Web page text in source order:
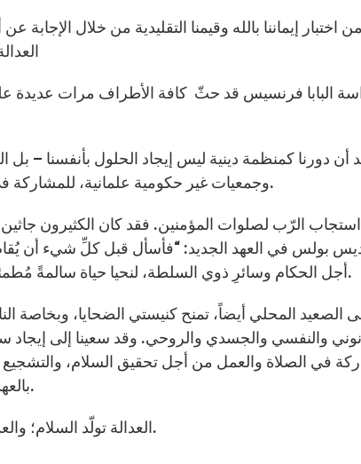
من اختبار إيماننا بالله وقيمنا التقليدية من خلال
البابا فرنسيس قد حثّ كافة الأطراف مرات عديدة
أن دورنا كمنظمة دينية ليس إيجاد الحلول بأنفسنا –
وجمعيات غير حكومية علمانية، للمشاركة في إيجاد الحل. ونحن ملتزمون إلى أقصى حدّ بعملنا وصلواتنا.
الرّب لصلوات المؤمنين. فقد كان الكثيرون جاثين
بولس في العهد الجديد: “فأسأل قبل كلِّ شيء أن
أجل الحكام وسائرِ ذوي السلطة، لنحيا حياة سالمةً مُطمئنة بكل تقوى وكرامة”، (الرسالة الأولى إلى تيموثاوس 2/1).
الصعيد المحلي أيضاً، تمنح كنيستي الضحايا، وبخاصة
والنفسي والجسدي والروحي. وقد سعينا إلى إيجاد
في الصلاة والعمل من أجل تحقيق السلام،
بالعهد الجديد الذي نعمل على تكريس قيمه في مجتمعنا المعاصر.
” العدالة تولّد السلام؛ والعدالة تجلب الهدوء والأمان إلى أبد الآبدين”. (أشعياء 32:17).